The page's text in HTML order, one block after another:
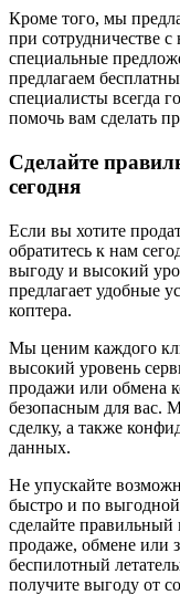
Кроме того, мы
при сотрудничестве
специальные
предлагаем
специалисты всегда
помочь вам сделать
Сделайте
сегодня
Если вы хотите
обратитесь к нам
выгоду и высокий
предлагает удобные
коптера.
Мы ценим каждого
высокий уровень
продажи или обмена
безопасным для вас.
сделку, а также
данных.
Не упускайте
быстро и по
сделайте
продаже, обмене или
беспилотный
получите выгоду от